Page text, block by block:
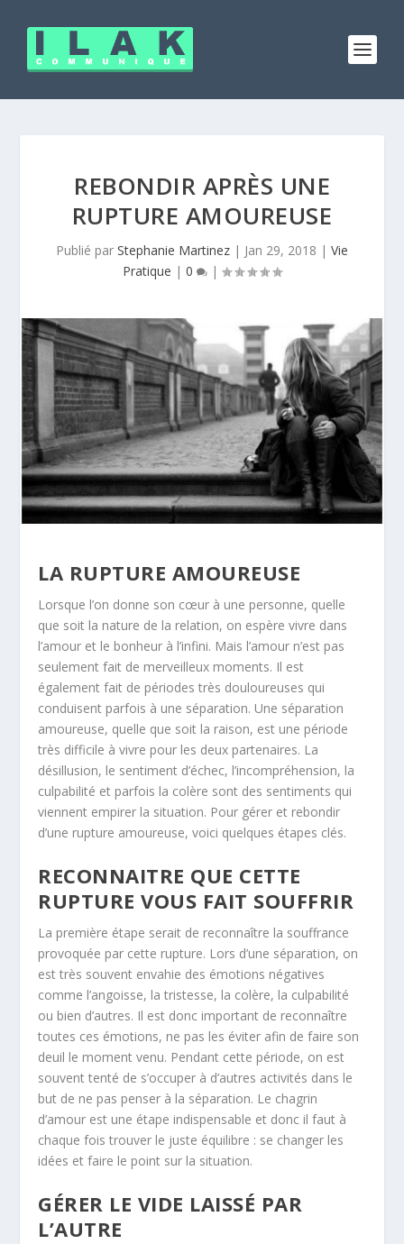
REBONDIR APRÈS UNE
RUPTURE AMOUREUSE
Publié par Stephanie Martinez | Jan 29, 2018 | Vie
Pratique | 0 |
LA RUPTURE AMOUREUSE
Lorsque l’on donne son cœur à une personne, quelle
que soit la nature de la relation, on espère vivre dans
l’amour et le bonheur à l’infini. Mais l’amour n’est pas
seulement fait de merveilleux moments. Il est
également fait de périodes très douloureuses qui
conduisent parfois à une séparation. Une séparation
amoureuse, quelle que soit la raison, est une période
très difficile à vivre pour les deux partenaires. La
désillusion, le sentiment d’échec, l’incompréhension, la
culpabilité et parfois la colère sont des sentiments qui
viennent empirer la situation. Pour gérer et rebondir
d’une rupture amoureuse, voici quelques étapes clés.
RECONNAITRE QUE CETTE
RUPTURE VOUS FAIT SOUFFRIR
La première étape serait de reconnaître la souffrance
provoquée par cette rupture. Lors d’une séparation, on
est très souvent envahie des émotions négatives
comme l’angoisse, la tristesse, la colère, la culpabilité
ou bien d’autres. Il est donc important de reconnaître
toutes ces émotions, ne pas les éviter afin de faire son
deuil le moment venu. Pendant cette période, on est
souvent tenté de s’occuper à d’autres activités dans le
but de ne pas penser à la séparation. Le chagrin
d’amour est une étape indispensable et donc il faut à
chaque fois trouver le juste équilibre : se changer les
idées et faire le point sur la situation.
GÉRER LE VIDE LAISSÉ PAR
L’AUTRE